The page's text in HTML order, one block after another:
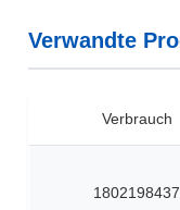
Verwandte
Verbrauch
1802198437